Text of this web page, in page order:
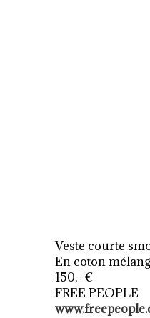
Veste courte
En coton
150,- €
FREE PEOPLE